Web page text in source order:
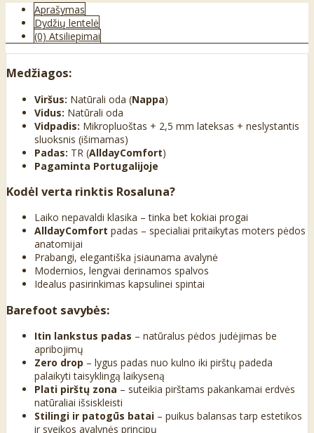
Aprašymas
Dydžių lentelė
(0) Atsiliepimai
Medžiagos:
Viršus: Natūrali oda (Nappa)
Vidus: Natūrali oda
Vidpadis: Mikropluoštas + 2,5 mm lateksas + neslystantis
sluoksnis (išimamas)
Padas: TR (AlldayComfort)
Pagaminta Portugalijoje
Kodėl verta rinktis Rosaluna?
Laiko nepavaldi klasika – tinka bet kokiai progai
AlldayComfort padas – specialiai pritaikytas moters pėdos
anatomijai
Prabangi, elegantiška įsiaunama avalynė
Modernios, lengvai derinamos spalvos
Idealus pasirinkimas kapsulinei spintai
Barefoot savybės:
Itin lankstus padas – natūralus pėdos judėjimas be
apribojimų
Zero drop – lygus padas nuo kulno iki pirštų padeda
palaikyti taisyklingą laikyseną
Plati pirštų zona – suteikia pirštams pakankamai erdvės
natūraliai išsiskleisti
Stilingi ir patogūs batai – puikus balansas tarp estetikos
ir sveikos avalynės principų